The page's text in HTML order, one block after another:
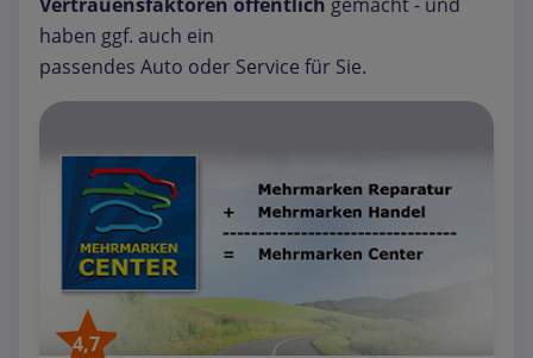
haben ggf. auch ein
passendes Auto oder Service für Sie.
4,7